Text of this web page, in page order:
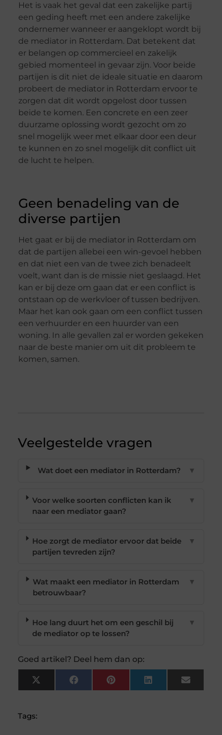
Het is vaak het geval dat een zakelijke partij
een geding heeft met een andere zakelijke
ondernemer wanneer er aangeklopt wordt bij
de mediator in Rotterdam. Dat betekent dat
er belangen op commercieel en zakelijk
gebied momenteel in gevaar zijn. Voor beide
partijen is dit niet de ideale situatie en daarom
probeert de mediator in Rotterdam ervoor te
zorgen dat dit wordt opgelost door tussen
beide te komen. Een concrete en een zeer
duurzame oplossing wordt gezocht om zo
snel mogelijk weer met elkaar door een deur
te kunnen en zo snel mogelijk dit conflict uit
de lucht te helpen.
Geen benadeling van de
diverse partijen
Het gaat er bij de mediator in Rotterdam om
dat de partijen allebei een win-gevoel hebben
en dat niet een van de twee zich benadeelt
voelt, want dan is de missie niet geslaagd. Het
kan er bij deze om gaan dat er een conflict is
ontstaan op de werkvloer of tussen bedrijven.
Maar het kan ook gaan om een conflict tussen
een verhuurder en een huurder van een
woning. In alle gevallen zal er worden gekeken
naar de beste manier om uit dit probleem te
komen, samen.
Veelgestelde vragen
Wat doet een mediator in Rotterdam? ▼
Voor welke soorten conflicten kan ik
naar een mediator gaan?
▼
Hoe zorgt de mediator ervoor dat beide
partijen tevreden zijn?
▼
Wat maakt een mediator in Rotterdam
betrouwbaar?
▼
Hoe lang duurt het om een geschil bij
de mediator op te lossen?
▼
Goed artikel? Deel hem dan op:
X
(Twitter)
FacebookPinterest LinkedIn Email
Tags: